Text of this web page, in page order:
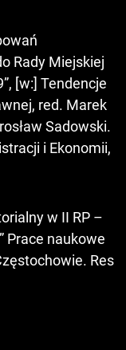
Rady Miejskiej
[w:] Tendencje
red. Marek
Sadowski.
i Ekonomii,
w II RP –
Prace naukowe
Res